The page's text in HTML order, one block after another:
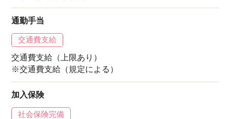
通勤手当
交通費支給
交通費支給（上限あり）
※交通費支給（規定による）
加入保険
社会保険完備